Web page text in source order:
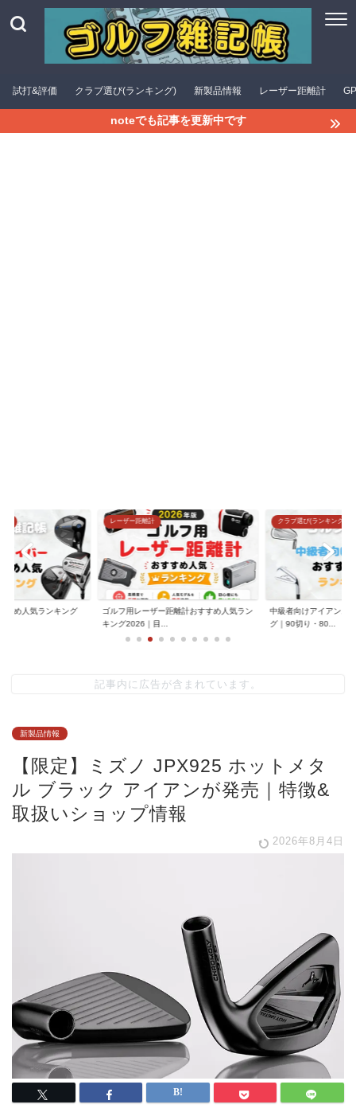
試打&評価 クラブ選び(ランキング) 新製品情報 レーザー距離計
noteでも記事を更新中です
すめ人気ランキング
レーザー距離計
ゴルフ用レーザー距離計おすすめ人気ラン
キング2026｜目...
クラブ選び(ランキング)
中級者向けアイアンお
グ｜90切り・80...
記事内に広告が含まれています。
新製品情報
【限定】ミズノ JPX925 ホットメタ
ル ブラック アイアンが発売｜特徴&
取扱いショップ情報
2026年8月4日